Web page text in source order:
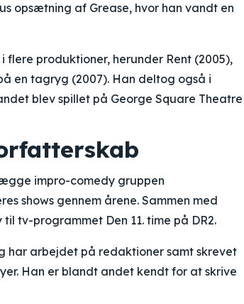
opsætning af Grease, hvor han vandt en
flere produktioner, herunder Rent (2005),
en tagryg (2007). Han deltog også i
blev spillet på George Square Theatre
impro-comedy gruppen
shows gennem årene. Sammen med
tv-programmet Den 11. time på DR2.
har arbejdet på redaktioner samt skrevet
Han er blandt andet kendt for at skrive